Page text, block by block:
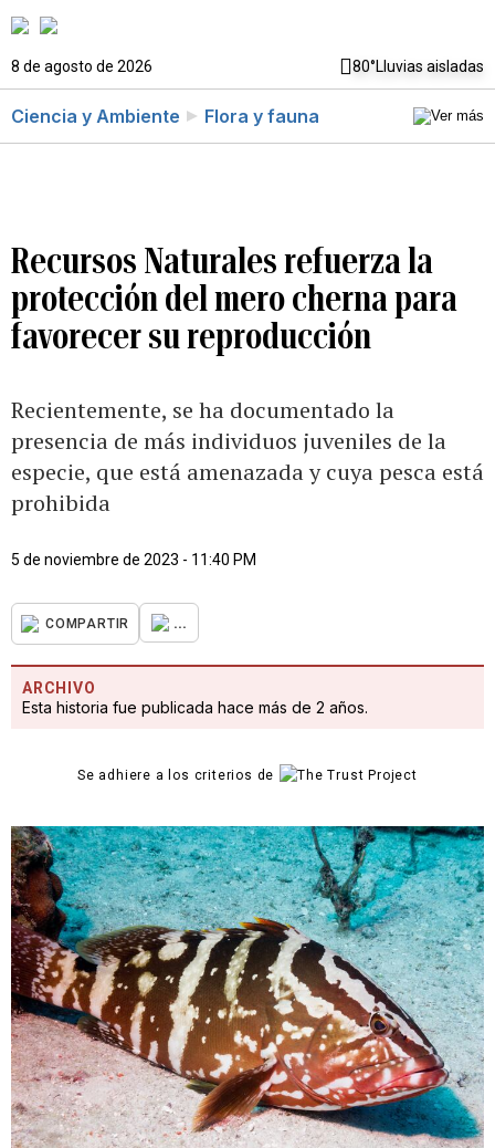
8 de agosto de 2026 80°Lluvias aisladas
Ciencia y Ambiente Flora y fauna
Recursos Naturales refuerza la
protección del mero cherna para
favorecer su reproducción
Recientemente, se ha documentado la
presencia de más individuos juveniles de la
especie, que está amenazada y cuya pesca está
prohibida
5 de noviembre de 2023 - 11:40 PM
COMPARTIR ...
ARCHIVO
Esta historia fue publicada hace más de 2 años.
Se adhiere a los criterios de